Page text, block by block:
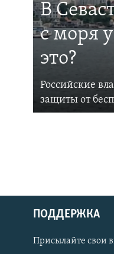
Українською
В
с моря
это?
Российские
защиты от
ПОДДЕРЖКА
Присылайте свои